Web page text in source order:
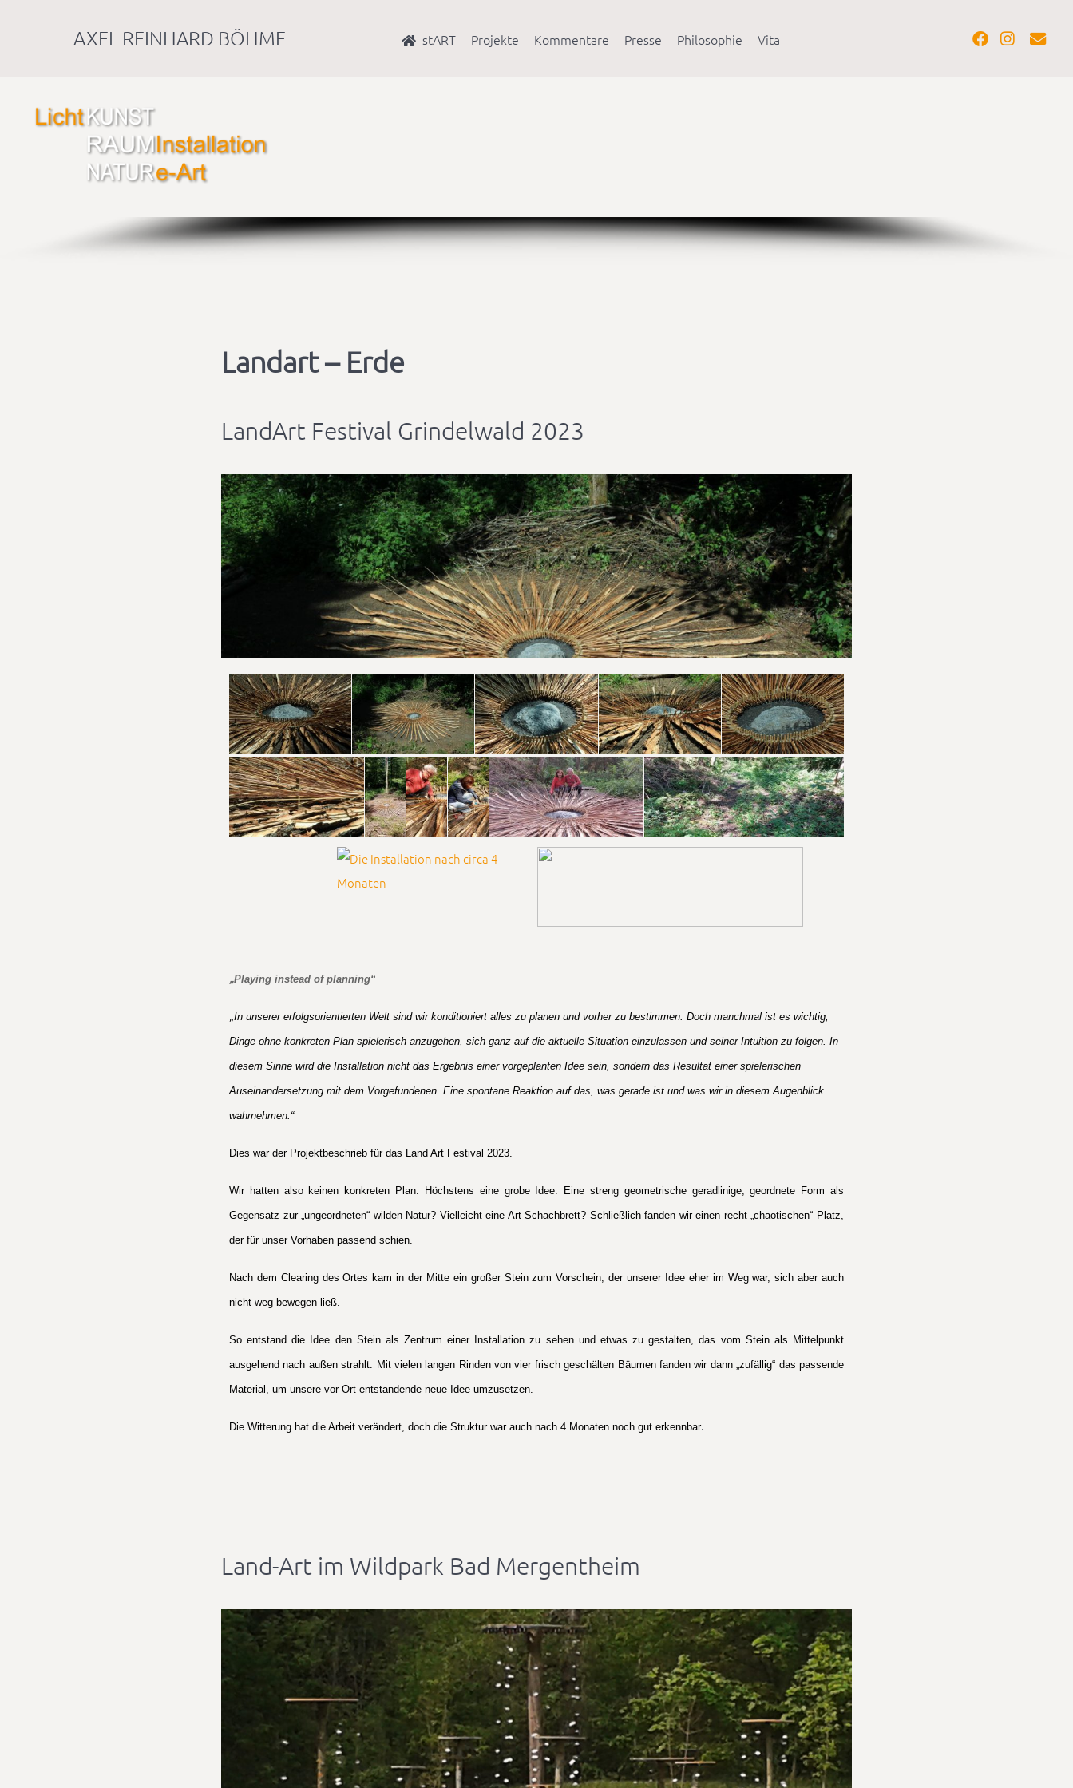
AXEL REINHARD BÖHME stART Projekte Kommentare Presse Philosophie Vita
Landart – Erde
LandArt Festival Grindelwald 2023
„Playing instead of planning“
In unserer erfolgsorientierten Welt sind wir konditioniert alles zu planen und vorher zu bestimmen. Doch manchmal ist es wichtig,
Dinge ohne konkreten Plan spielerisch anzugehen, sich ganz auf die aktuelle Situation einzulassen und seiner Intuition zu folgen. In
diesem Sinne wird die Installation nicht das Ergebnis einer vorgeplanten Idee sein, sondern das Resultat einer spielerischen
Auseinandersetzung mit dem Vorgefundenen. Eine spontane Reaktion auf das, was gerade ist und was wir in diesem Augenblick
wahrnehmen.“
Dies war der Projektbeschrieb für das Land Art Festival 2023.
Wir hatten also keinen konkreten Plan. Höchstens eine grobe Idee. Eine streng geometrische geradlinige, geordnete Form als
Gegensatz zur „ungeordneten“ wilden Natur? Vielleicht eine Art Schachbrett? Schließlich fanden wir einen recht „chaotischen“ Platz,
der für unser Vorhaben passend schien.
Nach dem Clearing des Ortes kam in der Mitte ein großer Stein zum Vorschein, der unserer Idee eher im Weg war, sich aber auch
nicht weg bewegen ließ.
So entstand die Idee den Stein als Zentrum einer Installation zu sehen und etwas zu gestalten, das vom Stein als Mittelpunkt
ausgehend nach außen strahlt. Mit vielen langen Rinden von vier frisch geschälten Bäumen fanden wir dann „zufällig“ das passende
Material, um unsere vor Ort entstandende neue Idee umzusetzen.
Die Witterung hat die Arbeit verändert, doch die Struktur war auch nach 4 Monaten noch gut erkennbar.
Land-Art im Wildpark Bad Mergentheim